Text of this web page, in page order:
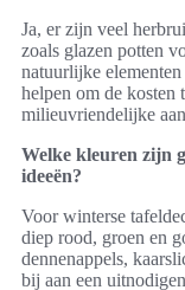
Ja, er zijn veel
zoals glazen potten
natuurlijke
helpen om de kosten
milieuvriendelijke
Welke kleuren zijn
ideeën?
Voor winterse
diep rood, groen en
dennenappels,
bij aan een